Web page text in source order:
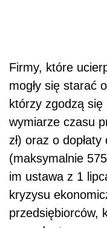
Firmy, które
mogły się starać
którzy zgodzą
wymiarze czasu
zł) oraz o
(maksymalnie
im ustawa z 1
kryzysu
przedsiębiorców,